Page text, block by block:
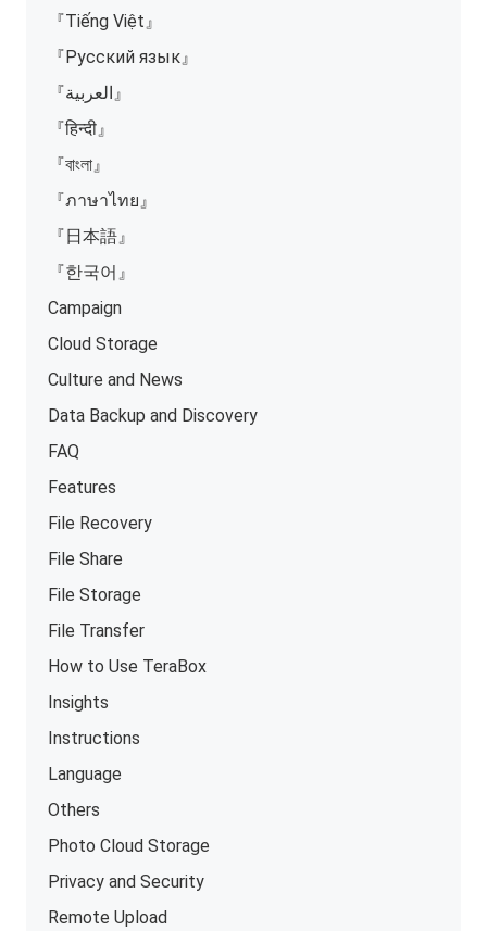
『Tiếng Việt』
『Русский язык』
『العربية』
『हिन्दी』
『বাংলা』
『ภาษาไทย』
『日本語』
『한국어』
Campaign
Cloud Storage
Culture and News
Data Backup and Discovery
FAQ
Features
File Recovery
File Share
File Storage
File Transfer
How to Use TeraBox
Insights
Instructions
Language
Others
Photo Cloud Storage
Privacy and Security
Remote Upload